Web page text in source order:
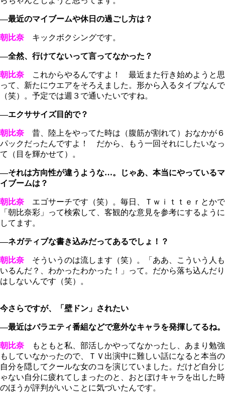
―最近のマイブームや休日の過ごし方は？
朝比奈 キックボクシングです。
―全然、行けてないって言ってなかった？
朝比奈 これからやるんですよ！ 最近また行き始めようと思
って、新たにウエアをそろえました。形から入るタイプなんで
（笑）。予定では週３で通いたいですね。
―エクササイズ目的で？
朝比奈 昔、陸上をやってた時は（腹筋が割れて）おなかが６
パックだったんですよ！ だから、もう一回それにしたいなっ
て（目を輝かせて）。
―それは方向性が違うような…。じゃあ、本当にやっているマ
イブームは？
朝比奈 エゴサーチです（笑）。毎日、Ｔｗｉｔｔｅｒとかで
「朝比奈彩」って検索して、客観的な意見を参考にするように
してます。
―ネガティブな書き込みだってあるでしょ！？
朝比奈 そういうのは流します（笑）。「ああ、こういう人も
いるんだ？、わかったわかった！」って。だから落ち込んだり
はしないんです（笑）。
今さらですが、「壁ドン」されたい
―最近はバラエティ番組などで意外なキャラを発揮してるね。
朝比奈 もともと私、部活しかやってなかったし、あまり勉強
もしていなかったので、ＴＶ出演中に難しい話になると本当の
自分を隠してクールな女のコを演じていました。だけど自分じ
ゃない自分に疲れてしまったのと、おとぼけキャラを出した時
のほうが評判がいいことに気づいたんです。